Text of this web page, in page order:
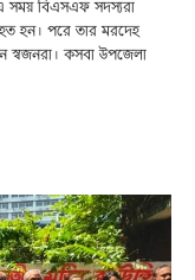
এ সময় বিএসএফ সদস্যরা
হন। পরে তার মরদেহ
স্বজনরা। কসবা উপজেলা